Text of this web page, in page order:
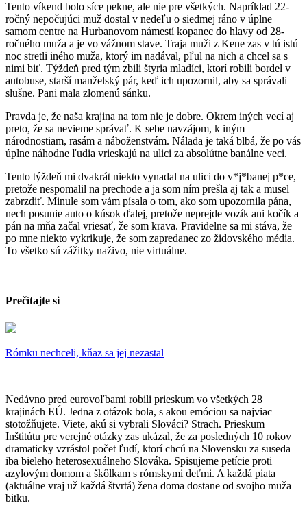
Tento víkend bolo síce pekne, ale nie pre všetkých. Napríklad 22-
ročný nepočujúci muž dostal v nedeľu o siedmej ráno v úplne
samom centre na Hurbanovom námestí kopanec do hlavy od 28-
ročného muža a je vo vážnom stave. Traja muži z Kene zas v tú istú
noc stretli iného muža, ktorý im nadával, pľul na nich a chcel sa s
nimi biť. Týždeň pred tým zbili štyria mladíci, ktorí robili bordel v
autobuse, starší manželský pár, keď ich upozornil, aby sa správali
slušne. Pani mala zlomenú sánku.
Pravda je, že naša krajina na tom nie je dobre. Okrem iných vecí aj
preto, že sa nevieme správať. K sebe navzájom, k iným
národnostiam, rasám a náboženstvám. Nálada je taká blbá, že po vás
úplne náhodne ľudia vrieskajú na ulici za absolútne banálne veci.
Tento týždeň mi dvakrát niekto vynadal na ulici do v*j*banej p*ce,
pretože nespomalil na prechode a ja som ním prešla aj tak a musel
zabrzdiť. Minule som vám písala o tom, ako som upozornila pána,
nech posunie auto o kúsok ďalej, pretože neprejde vozík ani kočík a
pán na mňa začal vriesať, že som krava. Pravidelne sa mi stáva, že
po mne niekto vykrikuje, že som zapredanec zo židovského média.
To všetko sú zážitky naživo, nie virtuálne.
Prečítajte si
Rómku nechceli, kňaz sa jej nezastal
Nedávno pred eurovoľbami robili prieskum vo všetkých 28
krajinách EÚ. Jedna z otázok bola, s akou emóciou sa najviac
stotožňujete. Viete, akú si vybrali Slováci? Strach. Prieskum
Inštitútu pre verejné otázky zas ukázal, že za posledných 10 rokov
dramaticky vzrástol počet ľudí, ktorí chcú na Slovensku za suseda
iba bieleho heterosexuálneho Slováka. Spisujeme petície proti
azylovým domom a škôlkam s rómskymi deťmi. A každá piata
(aktuálne vraj už každá štvrtá) žena doma dostane od svojho muža
bitku.